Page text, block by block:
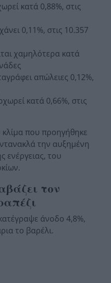
κατά 0,88%, στις
0,11%, στις 10.357
χαμηλότερα κατά
απώλειες 0,12%,
κατά 0,66%, στις
που προηγήθηκε
την αυξημένη
ενέργειας, του
τον
άνοδο 4,8%,
το βαρέλι.